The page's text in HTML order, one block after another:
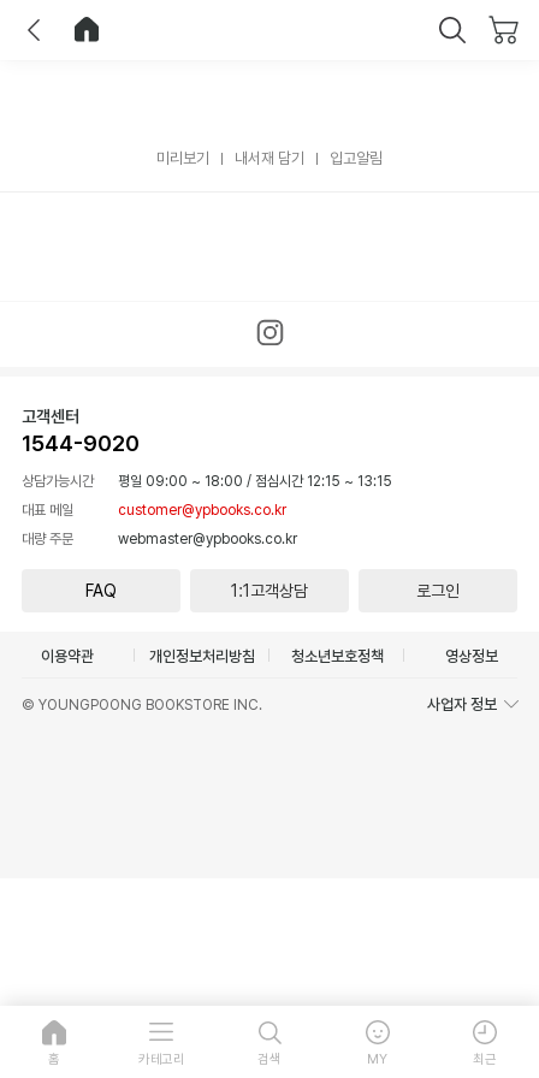
미리보기 내서재 담기 입고알림
고객센터
1544-9020
상담가능시간 평일 09:00 ~ 18:00 / 점심시간 12:15 ~ 13:15
대표 메일
customer@ypbooks.co.kr
대량 주문
webmaster@ypbooks.co.kr
FAQ 1:1고객상담 로그인
이용약관 개인정보처리방침 청소년보호정책 영상정보
© YOUNGPOONG BOOKSTORE INC. 사업자 정보
홈 카테고리 검색 MY 최근